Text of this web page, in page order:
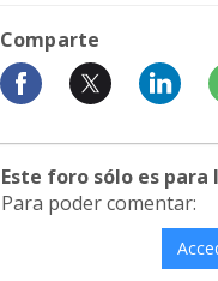
Comparte
Este foro sólo es
Para poder comentar: